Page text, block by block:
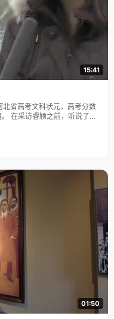
15:41
她
去世了，所以一路上我们都
个话题的时候，睿颖显得比
让人心安的口吻说，"那时候
" 懂事节俭的女孩
还是显得比一般孩子懂事早
就呆在屋子里看书，在一个小
解妈妈的辛劳了，每次只要
去要求帮忙，跟妈妈抢着摘
颖却从来没有向妈妈要过玩
倒翁，还是姐姐剩下来
日，同学们问我要什么礼
&lsquo;鄙视&rsquo;我一
忆里最奢侈的东西，还是里
让
妈开心，"妈妈总是给我信
一顿好吃的，让我感觉到每
颖有
姐刚好要上高考，为了减轻
了读军校。在睿颖看来，姐
01:50